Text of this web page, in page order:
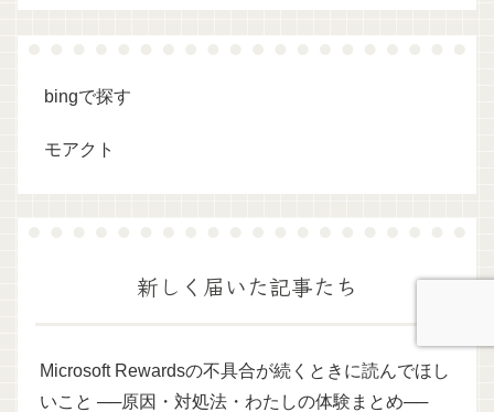
bingで探す
モアクト
新しく届いた記事たち
Microsoft Rewardsの不具合が続くときに読んでほし
いこと ──原因・対処法・わたしの体験まとめ──